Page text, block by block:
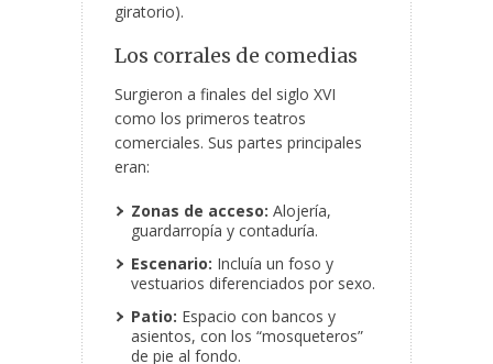
giratorio).
Los corrales de comedias
Surgieron a finales del siglo XVI
como los primeros teatros
comerciales. Sus partes principales
eran:
Zonas de acceso: Alojería,
guardarropía y contaduría.
Escenario: Incluía un foso y
vestuarios diferenciados por sexo.
Patio: Espacio con bancos y
asientos, con los “mosqueteros”
de pie al fondo.